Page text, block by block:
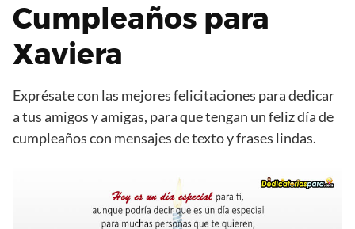
Cumpleaños para
Xaviera
Exprésate con las mejores felicitaciones para dedicar
a tus amigos y amigas, para que tengan un feliz día de
cumpleaños con mensajes de texto y frases lindas.